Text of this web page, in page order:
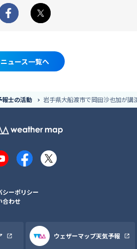
Facebook
X
ニュース一覧へ
報士の活動 岩手県大船渡市で岡田沙也加が講
YouTubeFacebook
X
シーポリシー
合わせ
ウェザーマップ天気予報